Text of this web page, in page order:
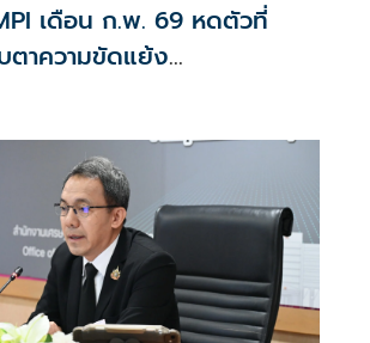
เดือน ก.พ. 69 หดตัวที่
าความขัดแย้ง